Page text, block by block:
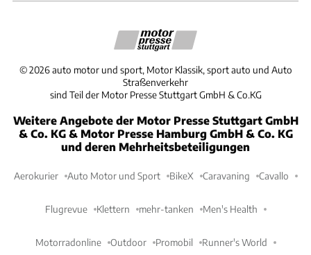
©2026 auto motor und sport, Motor Klassik, sport auto und Auto
Straßenverkehr
sind Teil der Motor Presse Stuttgart GmbH & Co.KG
Weitere Angebote der Motor Presse Stuttgart GmbH
& Co. KG & Motor Presse Hamburg GmbH & Co. KG
und deren Mehrheitsbeteiligungen
Aerokurier Auto Motor und Sport BikeX Caravaning Cavallo
Flugrevue Klettern mehr-tanken Men's Health
Motorradonline Outdoor Promobil Runner's World